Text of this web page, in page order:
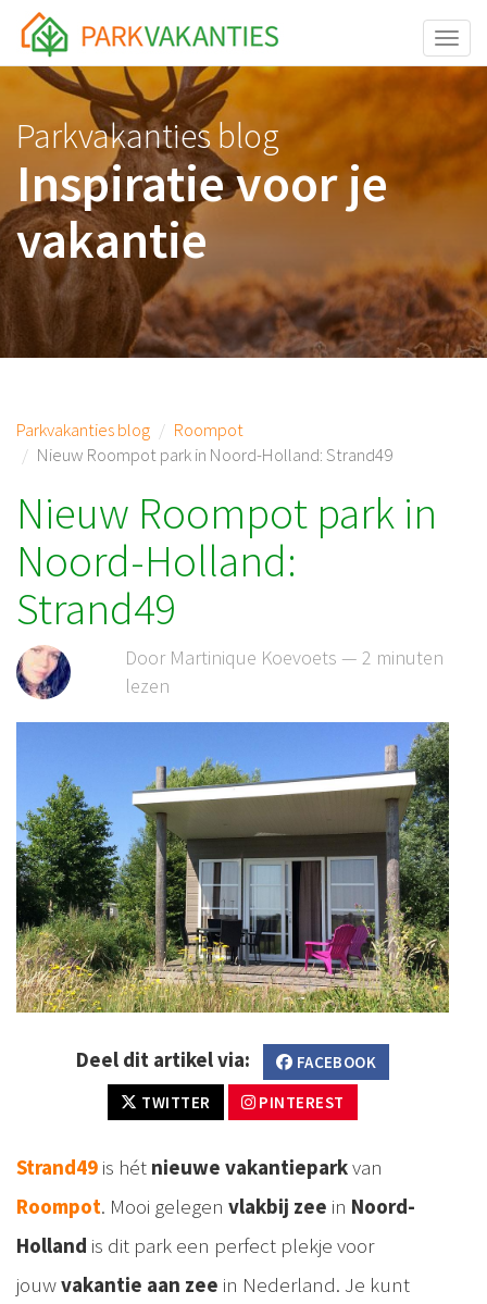
<body id="page-top">
Parkvakanties blog
Inspiratie voor je
vakantie
Parkvakanties blog
Roompot
Nieuw Roompot park in Noord-Holland: Strand49
Nieuw Roompot park in
Noord-Holland:
Strand49
Door Martinique Koevoets — 2 minuten
lezen
Deel dit artikel via:
FACEBOOK
TWITTER
PINTEREST
Strand49 is hét nieuwe vakantieparkvan
Roompot. Mooi gelegen vlakbij zee in Noord-
Holland is dit park een perfect plekje voor
jouwvakantie aan zee in Nederland. Je kunt